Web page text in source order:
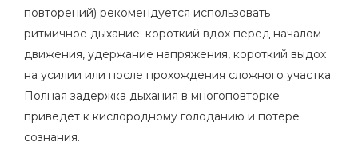
повторений) рекомендуется использовать
ритмичное дыхание: короткий вдох перед началом
движения, удержание напряжения, короткий выдох
на усилии или после прохождения сложного участка.
Полная задержка дыхания в многоповторке
приведет к кислородному голоданию и потере
сознания.